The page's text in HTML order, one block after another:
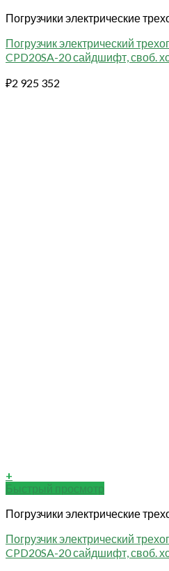
Погрузчики электрические
Погрузчик электрический
CPD20SA-20 сайдшифт, своб.
₽2 925 352
+
Быстрый просмотр
Погрузчики электрические
Погрузчик электрический
CPD20SA-20 сайдшифт, своб.